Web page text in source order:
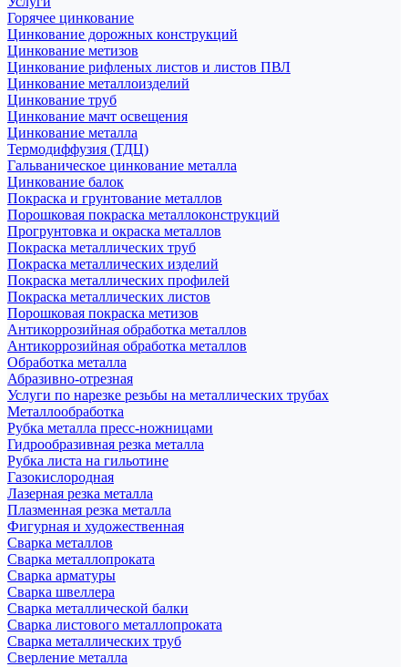
Горячее цинкование
Цинкование дорожных конструкций
Цинкование метизов
Цинкование рифленых листов и листов ПВЛ
Цинкование металлоизделий
Цинкование труб
Цинкование мачт освещения
Цинкование металла
Термодиффузия (ТДЦ)
Гальваническое цинкование металла
Цинкование балок
Покраска и грунтование металлов
Порошковая покраска металлоконструкций
Прогрунтовка и окраска металлов
Покраска металлических труб
Покраска металлических изделий
Покраска металлических профилей
Покраска металлических листов
Порошковая покраска метизов
Антикоррозийная обработка металлов
Антикоррозийная обработка металлов
Обработка металла
Абразивно-отрезная
Услуги по нарезке резьбы на металлических трубах
Металлообработка
Рубка металла пресс-ножницами
Гидрообразивная резка металла
Рубка листа на гильотине
Газокислородная
Лазерная резка металла
Плазменная резка металла
Фигурная и художественная
Сварка металлов
Сварка металлопроката
Сварка арматуры
Сварка швеллера
Сварка металлической балки
Сварка листового металлопроката
Сварка металлических труб
Сверление металла